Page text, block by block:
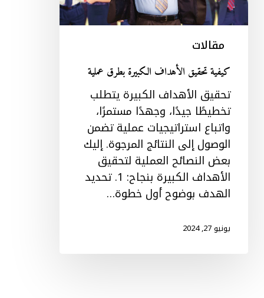
مقالات
كيفية تحقيق الأهداف الكبيرة بطرق عملية
تحقيق الأهداف الكبيرة يتطلب
تخطيطًا جيدًا، وجهدًا مستمرًا،
واتباع استراتيجيات عملية تضمن
الوصول إلى النتائج المرجوة. إليك
بعض النصائح العملية لتحقيق
الأهداف الكبيرة بنجاح: 1. تحديد
الهدف بوضوح أول خطوة…
يونيو 27, 2024